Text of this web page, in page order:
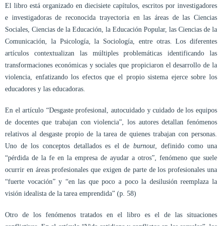
El libro está organizado en diecisiete capítulos, escritos por investigadores
e investigadoras de reconocida trayectoria en las áreas de las Ciencias
Sociales, Ciencias de la Educación, la Educación Popular, las Ciencias de la
Comunicación, la Psicología, la Sociología, entre otras. Los diferentes
artículos contextualizan las múltiples problemáticas identificando las
transformaciones económicas y sociales que propiciaron el desarrollo de la
violencia, enfatizando los efectos que el propio sistema ejerce sobre los
educadores y las educadoras.
En el artículo “Desgaste profesional, autocuidado y cuidado de los equipos
de docentes que trabajan con violencia”, los autores detallan fenómenos
relativos al desgaste propio de la tarea de quienes trabajan con personas.
Uno de los conceptos detallados es el deburnout, definido como una
“pérdida de la fe en la empresa de ayudar a otros”, fenómeno que suele
ocurrir en áreas profesionales que exigen de parte de los profesionales una
“fuerte vocación” y “en las que poco a poco la desilusión reemplaza la
visión idealista de la tarea emprendida” (p. 58)
Otro de los fenómenos tratados en el libro es el de las situaciones